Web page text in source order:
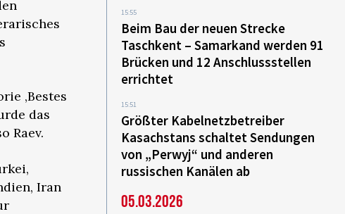
‚Bestes
das
Raev.
Iran
15:55
Beim Bau der neuen Strecke
Taschkent – Samarkand werden 91
Brücken und 12 Anschlussstellen
errichtet
15:51
Größter Kabelnetzbetreiber
Kasachstans schaltet Sendungen
von „Perwyj“ und anderen
russischen Kanälen ab
05.03.2026